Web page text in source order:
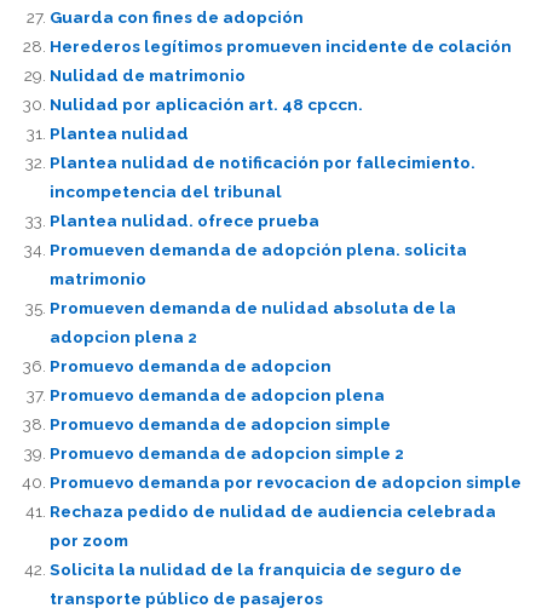
Guarda con fines de adopción
Herederos legítimos promueven incidente de colación
Nulidad de matrimonio
Nulidad por aplicación art. 48 cpccn.
Plantea nulidad
Plantea nulidad de notificación por fallecimiento.
incompetencia del tribunal
Plantea nulidad. ofrece prueba
Promueven demanda de adopción plena. solicita
matrimonio
Promueven demanda de nulidad absoluta de la
adopcion plena 2
Promuevo demanda de adopcion
Promuevo demanda de adopcion plena
Promuevo demanda de adopcion simple
Promuevo demanda de adopcion simple 2
Promuevo demanda por revocacion de adopcion simple
Rechaza pedido de nulidad de audiencia celebrada
por zoom
Solicita la nulidad de la franquicia de seguro de
transporte público de pasajeros